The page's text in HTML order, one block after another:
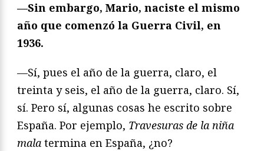
—Sin embargo, Mario, naciste el mismo
año que comenzó la Guerra Civil, en
1936.
—Sí, pues el año de la guerra, claro, el
treinta y seis, el año de la guerra, claro. Sí,
sí. Pero sí, algunas cosas he escrito sobre
España. Por ejemplo, Travesuras de la niña
mala termina en España, ¿no?